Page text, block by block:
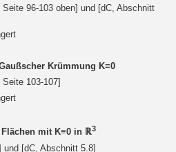
Seite 96-103 oben] und [dC, Abschnitt
Krümmung K≡0
Seite 103-107]
mit K≡0 in ℝ3
und [dC, Abschnitt 5.8]